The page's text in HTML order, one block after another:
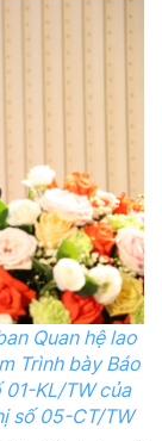
Quan hệ lao
Trình bày Báo
KL/TW của
số 05-CT/TW